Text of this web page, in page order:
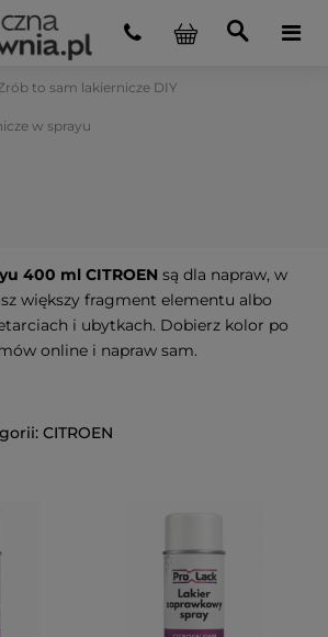
to sam lakiernicze DIY
w sprayu
400 ml CITROEN są dla napraw, w
większy fragment elementu albo
i ubytkach. Dobierz kolor po
online i napraw sam.
CITROEN